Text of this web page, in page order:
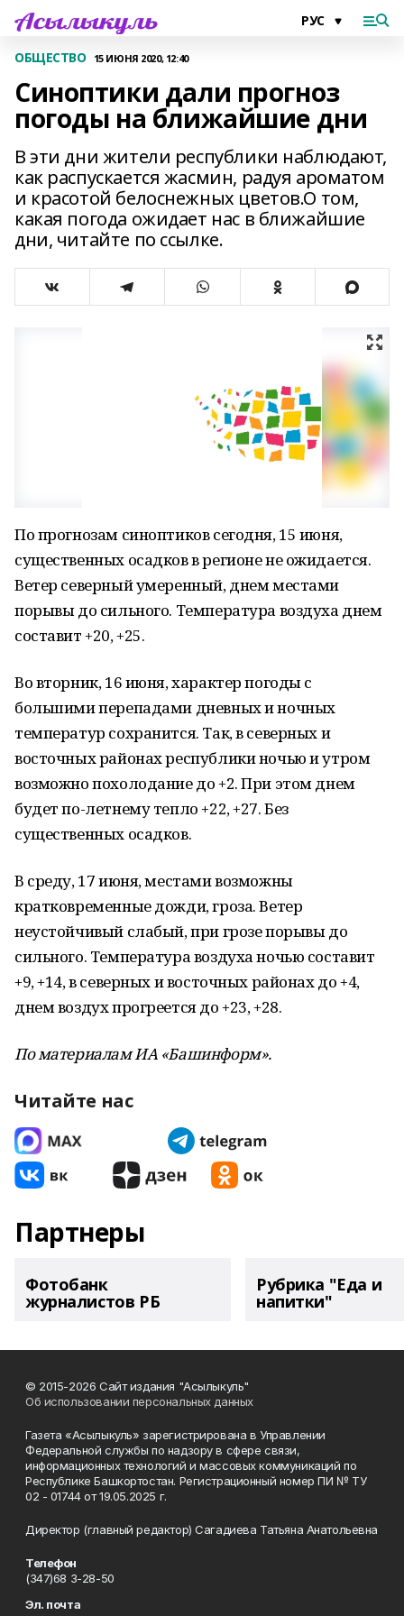
ОБЩЕСТВО 15 ИЮНЯ 2020, 12:40
Синоптики дали прогноз
погоды на ближайшие дни
В эти дни жители республики наблюдают,
как распускается жасмин, радуя ароматом
и красотой белоснежных цветов.О том,
какая погода ожидает нас в ближайшие
дни, читайте по ссылке.
По прогнозам синоптиков сегодня, 15 июня,
существенных осадков в регионе не ожидается.
Ветер северный умеренный, днем местами
порывы до сильного. Температура воздуха днем
составит +20, +25.
Во вторник, 16 июня, характер погоды с
большими перепадами дневных и ночных
температур сохранится. Так, в северных и
восточных районах республики ночью и утром
возможно похолодание до +2. При этом днем
будет по-летнему тепло +22, +27. Без
существенных осадков.
В среду, 17 июня, местами возможны
кратковременные дожди, гроза. Ветер
неустойчивый слабый, при грозе порывы до
сильного. Температура воздуха ночью составит
+9, +14, в северных и восточных районах до +4,
днем воздух прогреется до +23, +28.
По материалам ИА «Башинформ».
Читайте нас
Партнеры
Фотобанк
журналистов РБ
Рубрика "Еда и
напитки"
© 2015-2026 Сайт издания "Асылыкуль"
Об использовании персональных данных
Газета «Асылыкуль» зарегистрирована в Управлении
Федеральной службы по надзору в сфере связи,
информационных технологий и массовых коммуникаций по
Республике Башкортостан. Регистрационный номер ПИ № ТУ
02 - 01744 от 19.05.2025 г.
Директор (главный редактор) Сагадиева Татьяна Анатольевна
Телефон
(347)68 3-28-50
Эл. почта